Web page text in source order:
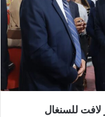
لافت للسنغال